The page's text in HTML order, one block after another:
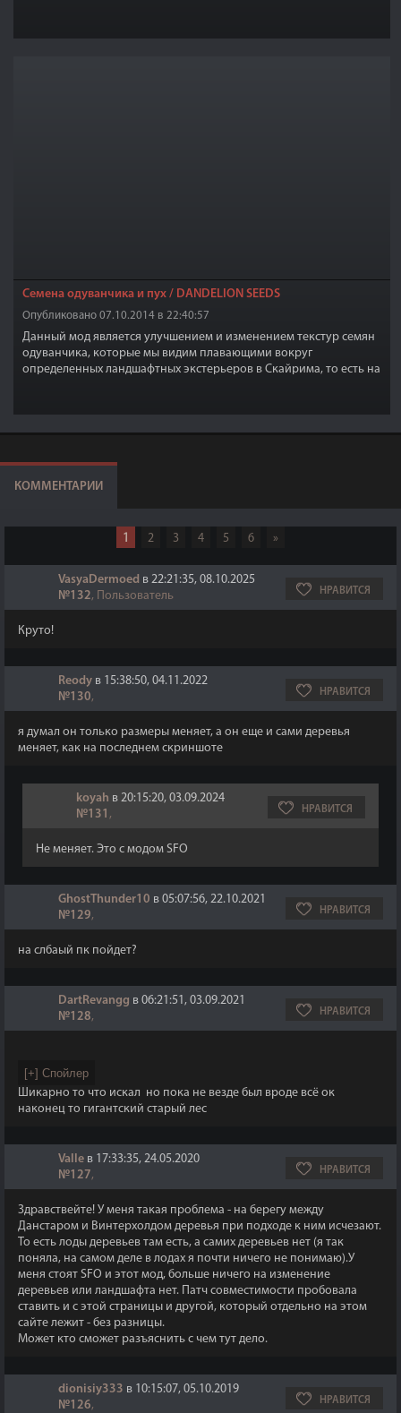
Семена одуванчика и пух / DANDELION SEEDS
Опубликовано 07.10.2014 в 22:40:57
Данный мод является улучшением и изменением текстур семян
одуванчика, которые мы видим плавающими вокруг
определенных ландшафтных экстерьеров в Скайрима, то есть на
КОММЕНТАРИИ
1 2 3 4 5 6 »
VasyaDermoed в 22:21:35, 08.10.2025
№132, Пользователь НРАВИТСЯ
Круто!
Reody в 15:38:50, 04.11.2022
№130, НРАВИТСЯ
я думал он только размеры меняет, а он еще и сами деревья
меняет, как на последнем скриншоте
koyah в 20:15:20, 03.09.2024
№131 , НРАВИТСЯ
Не меняет. Это с модом SFO
GhostThunder10 в 05:07:56, 22.10.2021
№129, НРАВИТСЯ
на слбаый пк пойдет?
DartRevangg в 06:21:51, 03.09.2021
№128, НРАВИТСЯ
Шикарно то что искал но пока не везде был вроде всё ок
наконец то гигантский старый лес
Valle в 17:33:35, 24.05.2020
№127, НРАВИТСЯ
Здравствейте! У меня такая проблема - на берегу между
Данстаром и Винтерхолдом деревья при подходе к ним исчезают.
То есть лоды деревьев там есть, а самих деревьев нет (я так
поняла, на самом деле в лодах я почти ничего не понимаю).У
меня стоят SFO и этот мод, больше ничего на изменение
деревьев или ландшафта нет. Патч совместимости пробовала
ставить и с этой страницы и другой, который отдельно на этом
сайте лежит - без разницы.
Может кто сможет разъяснить с чем тут дело.
dionisiy333 в 10:15:07, 05.10.2019
№126, НРАВИТСЯ